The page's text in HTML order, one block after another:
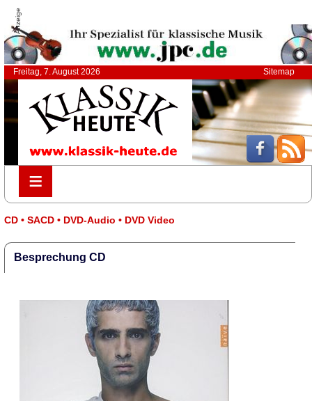
Anzeige
Freitag, 7. August 2026 Sitemap
≡
≡
CD • SACD • DVD-Audio • DVD Video
Besprechung CD